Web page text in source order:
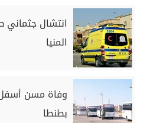
انتشال جثماني
المنيا
وفاة مسن
بطنطا